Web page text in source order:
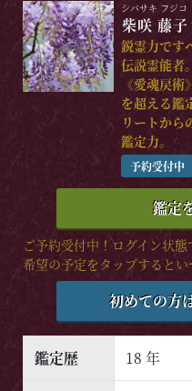
柴咲 藤子
シバサキ フジコ
鋭霊力です
伝説霊能者
《愛魂戻
を超える鑑
リートから
鑑定力。
予約受付中
鑑定
ご予約受付中！ログイン状
希望の予定をタップすると
初めての方
鑑定歴 18 年